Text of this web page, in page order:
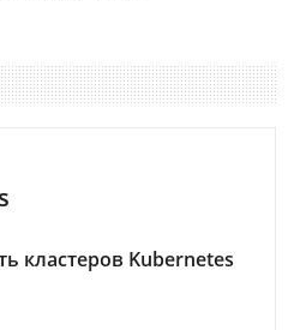
кластеров Kubernetes